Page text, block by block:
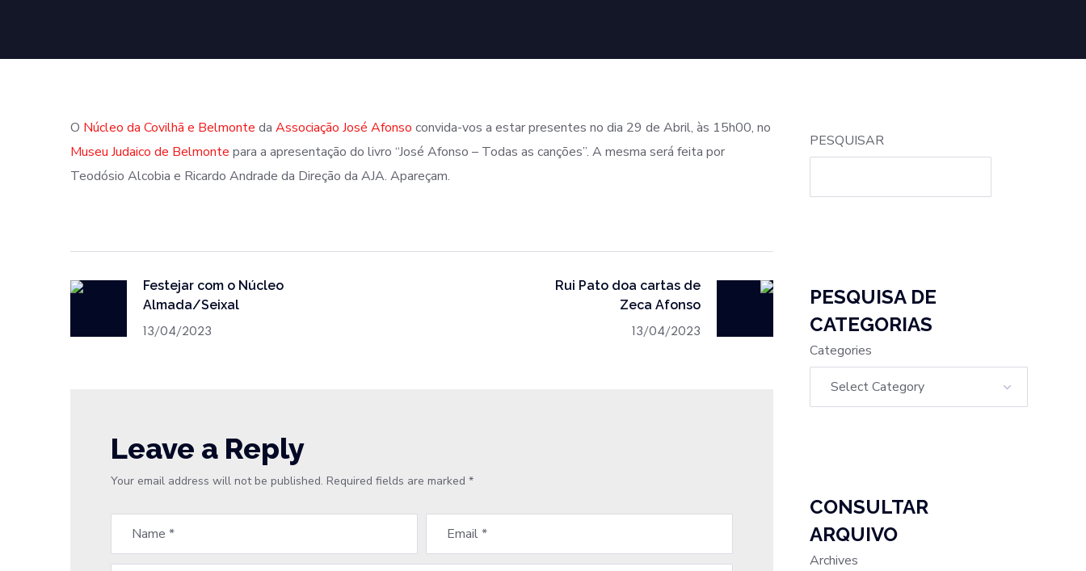
O Núcleo da Covilhã e Belmonte da Associação José Afonso convida-vos a estar presentes no dia 29 de Abril, às 15h00, no
Museu Judaico de Belmonte para a apresentação do livro “José Afonso – Todas as canções”. A mesma será feita por
Teodósio Alcobia e Ricardo Andrade da Direção da AJA. Apareçam.
Festejar com o Núcleo
Almada/Seixal
13/04/2023
Rui Pato doa cartas de
Zeca Afonso
13/04/2023
Leave a Reply
Your email address will not be published. Required fields are marked *
PESQUISAR
PESQUISA DE
CATEGORIAS
Categories
CONSULTAR
ARQUIVO
Archives